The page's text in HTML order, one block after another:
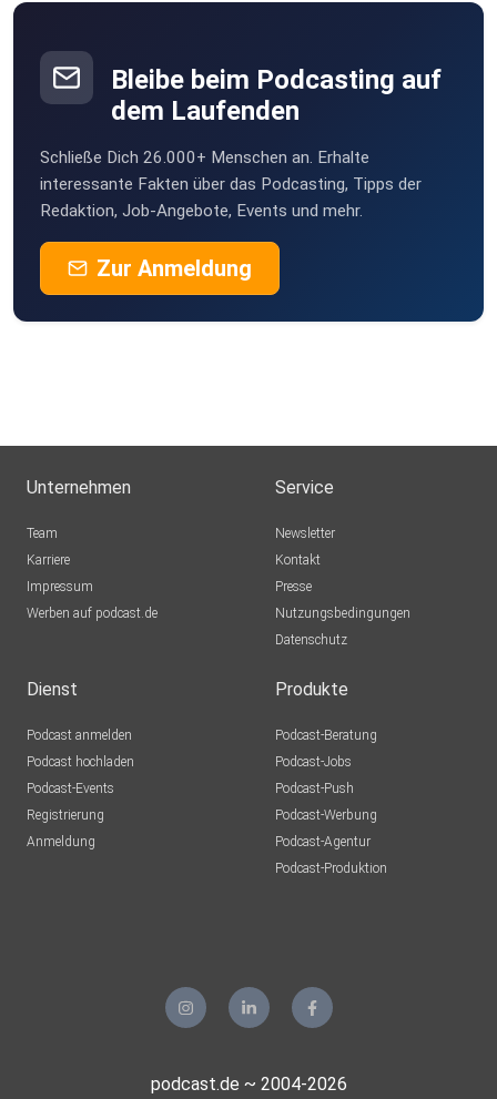
Bleibe beim Podcasting auf
dem Laufenden
Schließe Dich 26.000+ Menschen an. Erhalte
interessante Fakten über das Podcasting, Tipps der
Redaktion, Job-Angebote, Events und mehr.
Zur Anmeldung
Unternehmen
Team
Karriere
Impressum
Werben auf podcast.de
Service
Newsletter
Kontakt
Presse
Nutzungsbedingungen
Datenschutz
Dienst
Podcast anmelden
Podcast hochladen
Podcast-Events
Registrierung
Anmeldung
Produkte
Podcast-Beratung
Podcast-Jobs
Podcast-Push
Podcast-Werbung
Podcast-Agentur
Podcast-Produktion
podcast.de ~ 2004-2026